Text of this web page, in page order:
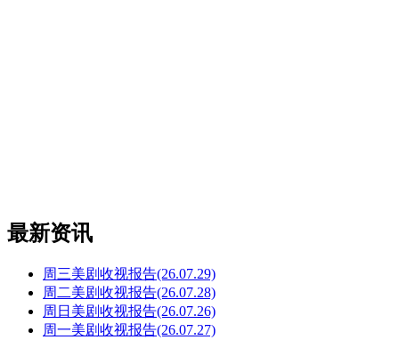
最新资讯
周三美剧收视报告(26.07.29)
周二美剧收视报告(26.07.28)
周日美剧收视报告(26.07.26)
周一美剧收视报告(26.07.27)